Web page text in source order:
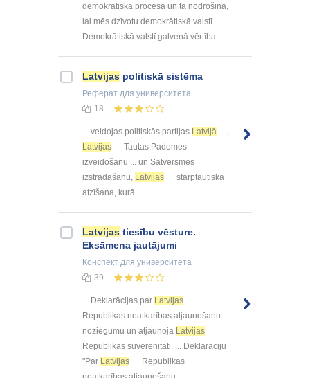
demokrātiskā procesā un tā nodrošina,
lai mēs dzīvotu demokrātiskā valstī.
Demokrātiskā valstī galvenā vērtība ...
Latvijas politiskā sistēma
Реферат для университета
18
... veidojas politiskās partijas Latvijā
,
Latvijas
Tautas Padomes
izveidošanu ... un Satversmes
izstrādāšanu, Latvijas
starptautiskā
atzīšana, kurā ...
Latvijas tiesību vēsture.
Eksāmena jautājumi
Конспект для университета
39
... Deklarācijas par Latvijas
Republikas neatkarības atjaunošanu ...
noziegumu un atjaunoja Latvijas
Republikas suverenitāti. ... Deklarāciju
"Par Latvijas
Republikas